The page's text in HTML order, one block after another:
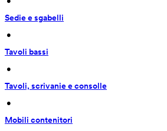
Sedie e sgabelli
•
Tavoli bassi
•
Tavoli, scrivanie e consolle
•
Mobili contenitori